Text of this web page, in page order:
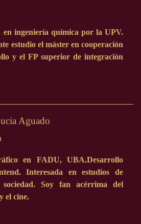
en ingeniería química por la UPV.
estudio el máster en cooperación
y el FP superior de integración
Aguado
en FADU, UBA.Desarrollo
Interesada en estudios de
Soy fan acérrima del
el cine.